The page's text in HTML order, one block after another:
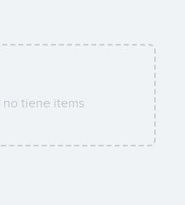
no tiene items